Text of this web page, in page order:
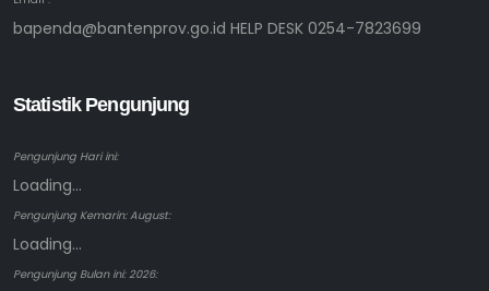
bapenda@bantenprov.go.id HELP DESK 0254-7823699
Statistik Pengunjung
Pengunjung Hari ini:
Loading...
Pengunjung Kemarin: August:
Loading...
Pengunjung Bulan ini: 2026: